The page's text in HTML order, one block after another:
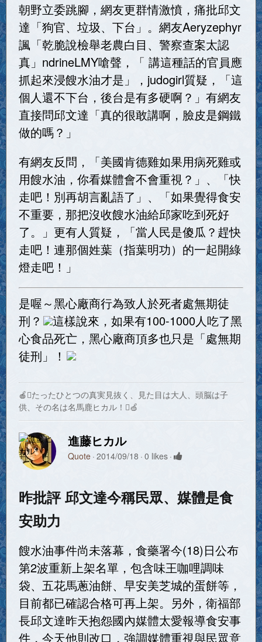
朝野立委跳腳，網友更群情激憤，痛批邱文
達「狗官、垃圾、下台」。網友Aeryzephyr
諷「乾脆說檢舉老農白目、警察查案太認
真」ndrineLMY嗆聲，「 講這種話的官員應
抓起來浸餿水油才是」，judogirl質疑，「這
個人還不下台，後台是有多硬啊？」有網友
直接問邱文達「真的很敢講啊，臉皮是鋼鐵
做的嗎？」
有網友反問，「美國肯德雞如果用病死雞或
用餿水油，你看媒體會不會重視？」、「快
走吧！別再胡言亂語了」、「如果覺得食安
不重要，那把沒收餿水油給邱家吃到死好
了。」更有人質疑，「當人民是傻瓜？趕快
走吧！連那個姓葉（指葉明功）的一起開綠
燈走吧！」
是喔～黑心廠商行為致人於死者處無期徒
刑？
這樣說來，如果有100-1000人吃了黑
心食品死亡，黑心廠商頂多也只是「處無期
徒刑」！
🍎たったひとつの真実見抜く、見た目は大人、頭脳は子
供、その名は名馬鹿ヒカル！🍏
進藤ヒカル
Quote 2014/09/18 0 likes
昨批評 邱文達今稱民眾、媒體是食
安助力
餿水油事件尚未落幕，食藥署今(18)日公布
第2波重新上架名單，包含味王咖哩調味
袋、五花馬蔥油餅、早安美芝城的蛋餅等，
目前都已確認合格可再上架。另外，衛福部
長邱文達昨天抱怨國內媒體太愛報導食安事
件，今天他則改口，強調媒體重視與民眾意